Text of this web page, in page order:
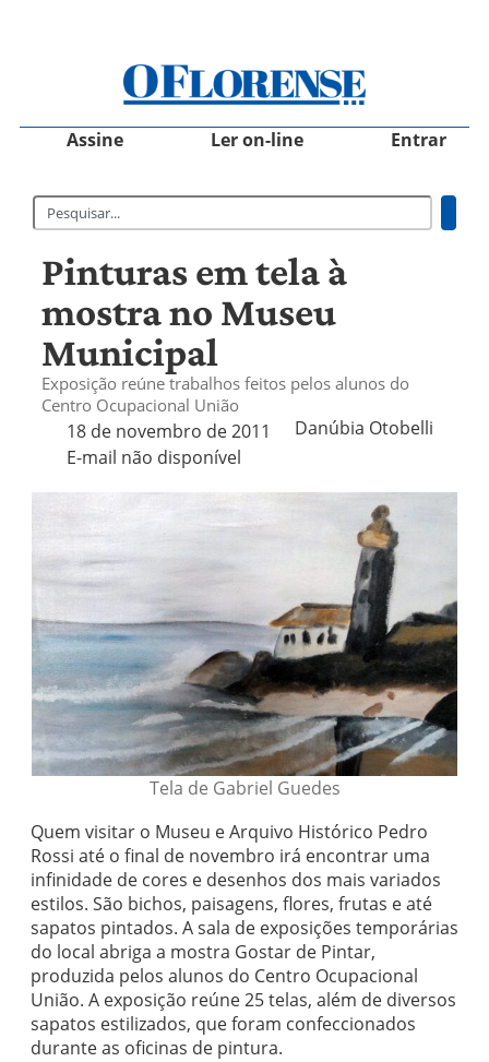
Assine Ler on-line Entrar
Pinturas em tela à
mostra no Museu
Municipal
Exposição reúne trabalhos feitos pelos alunos do
Centro Ocupacional União
18 de novembro de 2011
Danúbia Otobelli 
E-mail não disponível
Tela de Gabriel Guedes
Quem visitar o Museu e Arquivo Histórico Pedro
Rossi até o final de novembro irá encontrar uma
infinidade de cores e desenhos dos mais variados
estilos. São bichos, paisagens, flores, frutas e até
sapatos pintados. A sala de exposições temporárias
do local abriga a mostra Gostar de Pintar,
produzida pelos alunos do Centro Ocupacional
União. A exposição reúne 25 telas, além de diversos
sapatos estilizados, que foram confeccionados
durante as oficinas de pintura.